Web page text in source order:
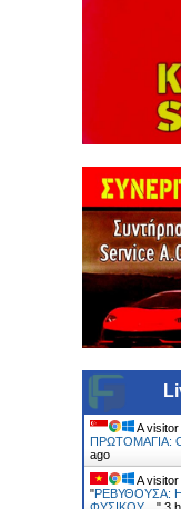
A
ΠΡΩΤΟΜΑΓΙΑ:
ago
A
"ΡΕΒΥΘΟΥΣΑ: